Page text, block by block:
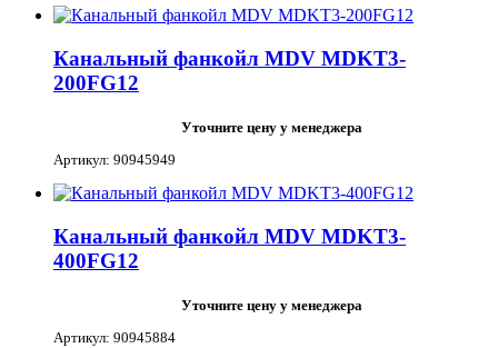
Канальный фанкойл MDV MDKT3-
200FG12
Уточните цену у менеджера
Артикул: 90945949
Канальный фанкойл MDV MDKT3-
400FG12
Уточните цену у менеджера
Артикул: 90945884